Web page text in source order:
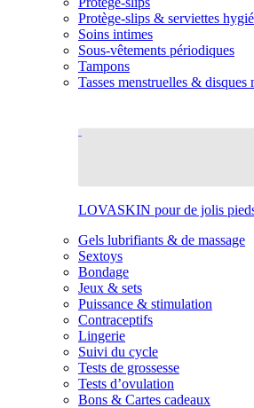
Protège-slips & serviettes
Soins intimes
Sous-vêtements périodiques
Tampons
Tasses menstruelles & disques
LOVASKIN pour de jolis
Gels lubrifiants & de massage
Sextoys
Bondage
Jeux & sets
Puissance & stimulation
Contraceptifs
Lingerie
Suivi du cycle
Tests de grossesse
Tests d’ovulation
Bons & Cartes cadeaux